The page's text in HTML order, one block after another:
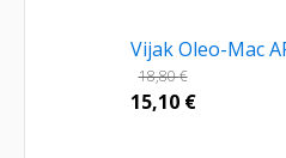
Vijak Oleo-Mac
18,80€
15,10 €